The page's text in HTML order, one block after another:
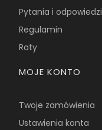
Pytania i odpowiedzi
Regulamin
Raty
MOJE KONTO
Twoje zamówienia
Ustawienia konta